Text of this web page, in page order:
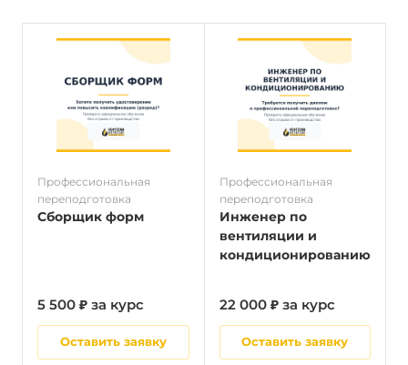
Профессиональная
переподготовка
Сборщик форм
5 500 ₽ за курс
Оставить заявку
Профессиональная
переподготовка
Инженер по
вентиляции и
кондиционированию
22 000 ₽ за курс
Оставить заявку